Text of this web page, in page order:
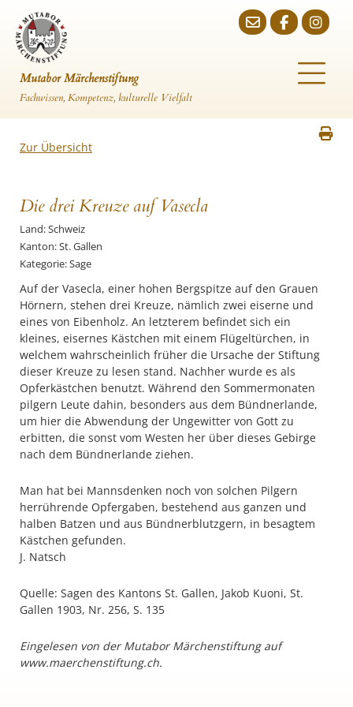
Mutabor Märchenstiftung
Fachwissen, Kompetenz, kulturelle Vielfalt
Zur Übersicht
Die drei Kreuze auf Vasecla
Land: Schweiz
Kanton: St. Gallen
Kategorie: Sage
Auf der Vasecla, einer hohen Bergspitze auf den Grauen
Hörnern, stehen drei Kreuze, nämlich zwei eiserne und
eines von Eibenholz. An letzterem befindet sich ein
kleines, eisernes Kästchen mit einem Flügeltürchen, in
welchem wahrscheinlich früher die Ursache der Stiftung
dieser Kreuze zu lesen stand. Nachher wurde es als
Opferkästchen benutzt. Während den Sommermonaten
pilgern Leute dahin, besonders aus dem Bündnerlande,
um hier die Abwendung der Ungewitter von Gott zu
erbitten, die sonst vom Westen her über dieses Gebirge
nach dem Bündnerlande ziehen.
Man hat bei Mannsdenken noch von solchen Pilgern
herrührende Opfergaben, bestehend aus ganzen und
halben Batzen und aus Bündnerblutzgern, in besagtem
Kästchen gefunden.
J. Natsch
Quelle: Sagen des Kantons St. Gallen, Jakob Kuoni, St.
Gallen 1903, Nr. 256, S. 135
Eingelesen von der Mutabor Märchenstiftung auf
www.maerchenstiftung.ch.